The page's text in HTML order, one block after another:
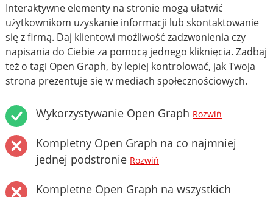
Interaktywne elementy na stronie mogą ułatwić
użytkownikom uzyskanie informacji lub skontaktowanie
się z firmą. Daj klientowi możliwość zadzwonienia czy
napisania do Ciebie za pomocą jednego kliknięcia. Zadbaj
też o tagi Open Graph, by lepiej kontrolować, jak Twoja
strona prezentuje się w mediach społecznościowych.
Wykorzystywanie Open Graph Rozwiń
Kompletny Open Graph na co najmniej
jednej podstronie Rozwiń
Kompletne Open Graph na wszystkich